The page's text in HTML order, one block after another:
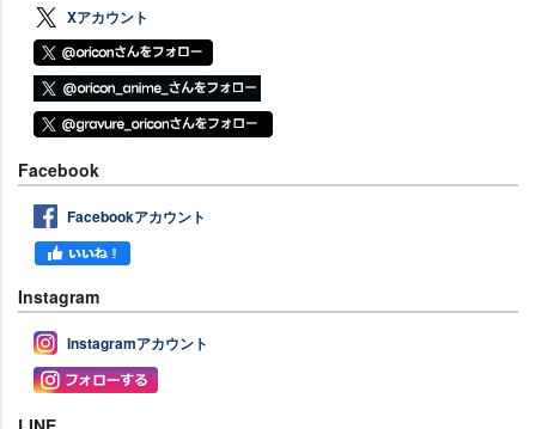
Xアカウント
Facebook
Facebookアカウント
Instagram
Instagramアカウント